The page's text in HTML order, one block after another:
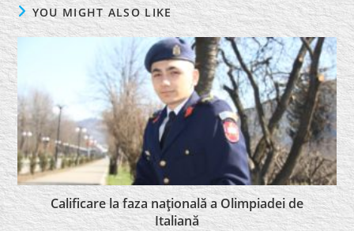
YOU MIGHT ALSO LIKE
Calificare la faza naţională a Olimpiadei de
Italiană